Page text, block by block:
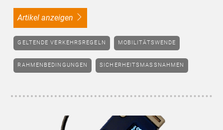
Artikel anzeigen
GELTENDE VERKEHRSREGELN MOBILITÄTSWENDE
RAHMENBEDINGUNGEN SICHERHEITSMASSNAHMEN